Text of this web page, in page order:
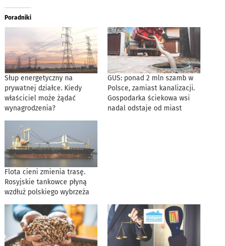
Poradniki
Słup energetyczny na
prywatnej działce. Kiedy
właściciel może żądać
wynagrodzenia?
GUS: ponad 2 mln szamb w
Polsce, zamiast kanalizacji.
Gospodarka ściekowa wsi
nadal odstaje od miast
Flota cieni zmienia trasę.
Rosyjskie tankowce płyną
wzdłuż polskiego wybrzeża